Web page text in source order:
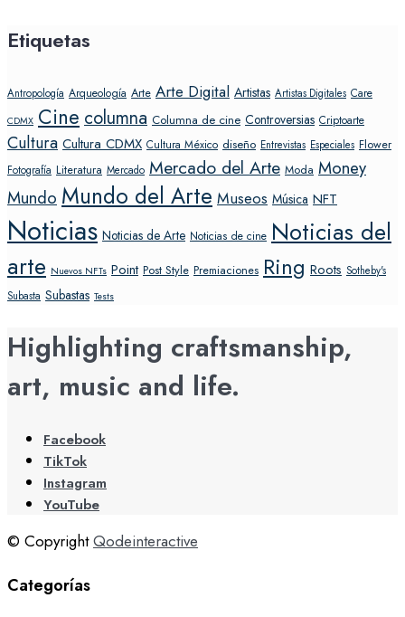
Etiquetas
Antropología Arqueología Arte Arte Digital Artistas Artistas Digitales Care
CDMX Cine columna Columna de cine Controversias Criptoarte
Cultura Cultura CDMX Cultura México diseño Entrevistas Especiales Flower
Fotografía Literatura Mercado Mercado del Arte Moda Money
Mundo Mundo del Arte Museos Música NFT
Noticias Noticias de Arte Noticias de cine Noticias del
arte Nuevos NFTs Point Post Style Premiaciones Ring Roots Sotheby's
Subasta Subastas Tests
Highlighting craftsmanship,
art, music and life.
Facebook
TikTok
Instagram
YouTube
© CopyrightQodeinteractive
Categorías